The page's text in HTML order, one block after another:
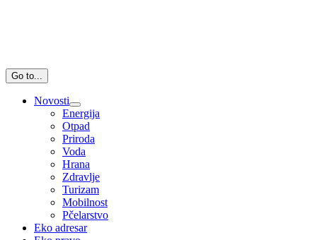
Go to...
Novosti
Energija
Otpad
Priroda
Voda
Hrana
Zdravlje
Turizam
Mobilnost
Pčelarstvo
Eko adresar